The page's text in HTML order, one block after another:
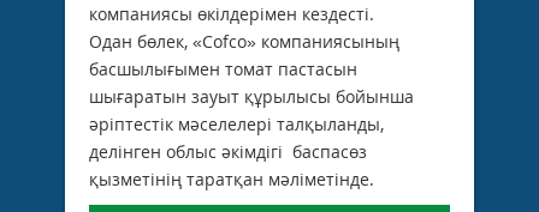
компаниясы өкілдерімен кездесті.
Одан бөлек, «Cofco» компаниясының
басшылығымен томат пастасын
шығаратын зауыт құрылысы бойынша
әріптестік мәселелері талқыланды,
делінген облыс әкімдігі баспасөз
қызметінің таратқан мәліметінде.